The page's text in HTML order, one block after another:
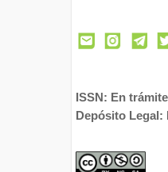
ISSN: En trámite
Depósito Legal: